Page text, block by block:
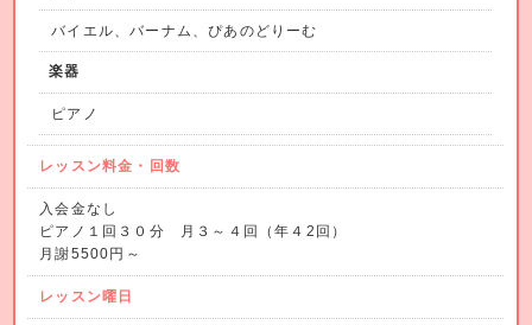
バイエル、バーナム、ぴあのどりーむ
楽器
ピアノ
レッスン料金・回数
入会金なし
ピアノ１回３０分 月３～４回（年４2回）
月謝5500円～
レッスン曜日